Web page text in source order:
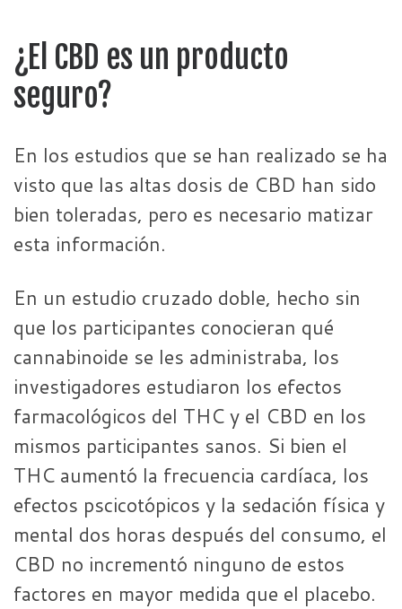
¿El CBD es un producto
seguro?
En los estudios que se han realizado se ha
visto que las altas dosis de CBD han sido
bien toleradas, pero es necesario matizar
esta información.
En un estudio cruzado doble, hecho sin
que los participantes conocieran qué
cannabinoide se les administraba, los
investigadores estudiaron los efectos
farmacológicos del THC y el CBD en los
mismos participantes sanos. Si bien el
THC aumentó la frecuencia cardíaca, los
efectos pscicotópicos y la sedación física y
mental dos horas después del consumo, el
CBD no incrementó ninguno de estos
factores en mayor medida que el placebo.